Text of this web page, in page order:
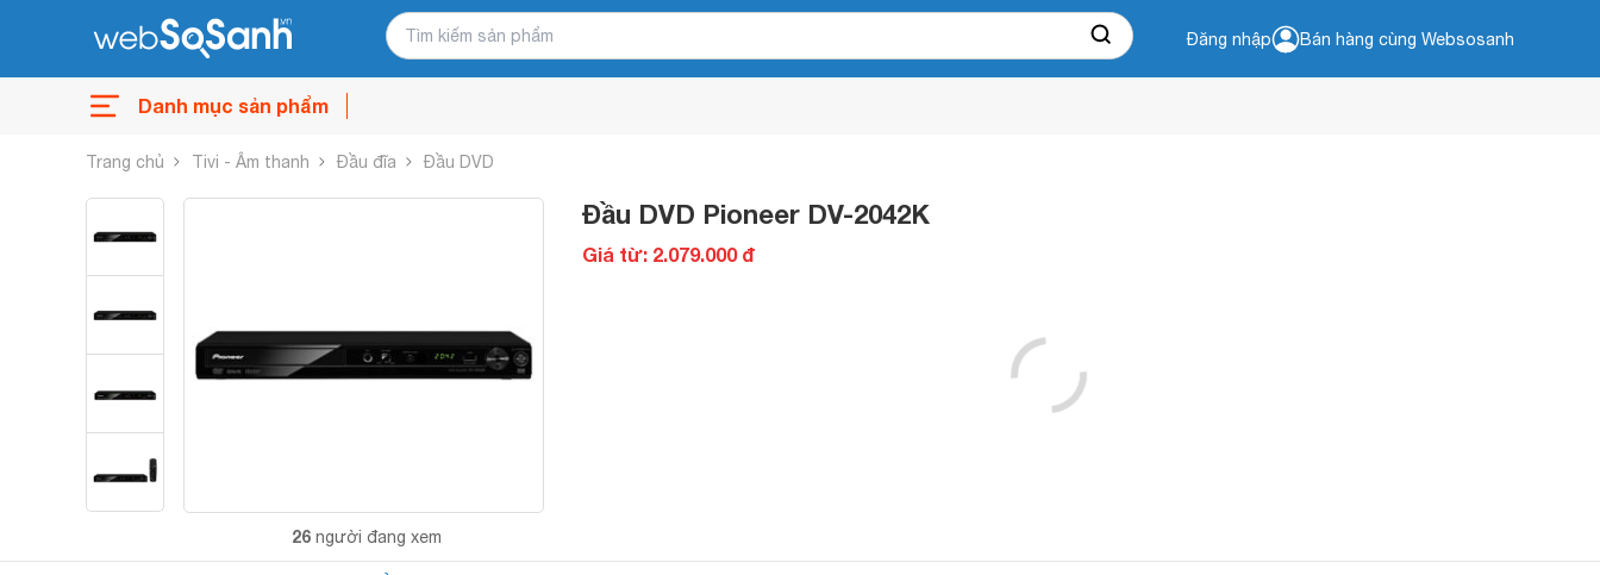
Đăng nhập Bán hàng cùng Websosanh
Danh mục sản phẩm
Trang chủ Tivi - Âm thanh Đầu đĩa Đầu DVD
26 người đang xem
Đầu DVD Pioneer DV-2042K
Giá từ: 2.079.000 đ